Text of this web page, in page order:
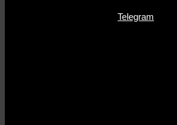
Telegram